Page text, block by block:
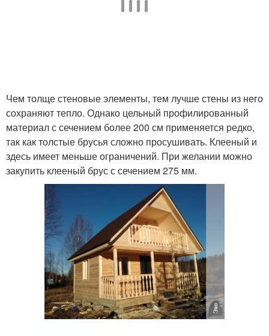
Чем толще стеновые элементы, тем лучше стены из него
сохраняют тепло. Однако цельный профилированный
материал с сечением более 200 см применяется редко,
так как толстые брусья сложно просушивать. Клееный и
здесь имеет меньше ограничений. При желании можно
закупить клееный брус с сечением 275 мм.